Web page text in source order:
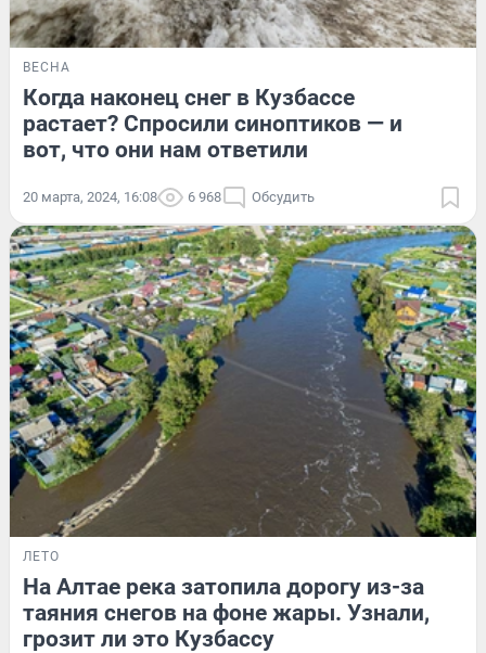
ВЕСНА
Когда наконец снег в Кузбассе
растает? Спросили синоптиков — и
вот, что они нам ответили
20 марта, 2024, 16:08 6 968 Обсудить
ЛЕТО
На Алтае река затопила дорогу из-за
таяния снегов на фоне жары. Узнали,
грозит ли это Кузбассу